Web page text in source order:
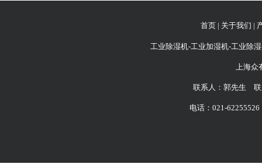
首页 | 关于我们 |
工业除湿机-工业加湿机-工业除
上海众
联系人：郭先生 联
电话：021-